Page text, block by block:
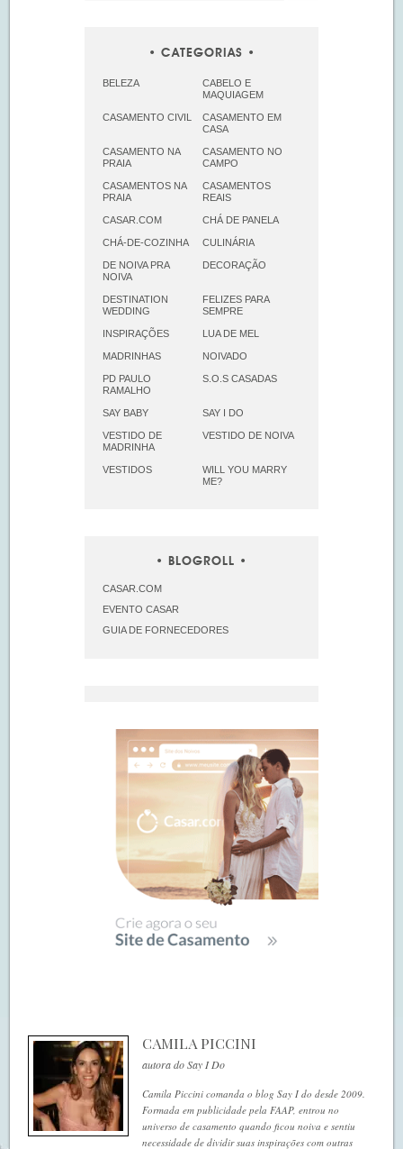
CATEGORIAS
BELEZA
CABELO E
MAQUIAGEM
CASAMENTO CIVIL
CASAMENTO EM
CASA
CASAMENTO NA
PRAIA
CASAMENTO NO
CAMPO
CASAMENTOS NA
PRAIA
CASAMENTOS
REAIS
CASAR.COM CHÁ DE PANELA
CHÁ-DE-COZINHA CULINÁRIA
DE NOIVA PRA
NOIVA
DECORAÇÃO
DESTINATION
WEDDING
FELIZES PARA
SEMPRE
INSPIRAÇÕES LUA DE MEL
MADRINHAS NOIVADO
PD PAULO
RAMALHO
S.O.S CASADAS
SAY BABY SAY I DO
VESTIDO DE
MADRINHA
VESTIDO DE NOIVA
VESTIDOS
WILL YOU MARRY
ME?
BLOGROLL
CASAR.COM
EVENTO CASAR
GUIA DE FORNECEDORES
CAMILA PICCINI
autora do Say I Do
Camila Piccini comanda o blog Say I do desde 2009.
Formada em publicidade pela FAAP, entrou no
universo de casamento quando ficou noiva e sentiu
necessidade de dividir suas inspirações com outras